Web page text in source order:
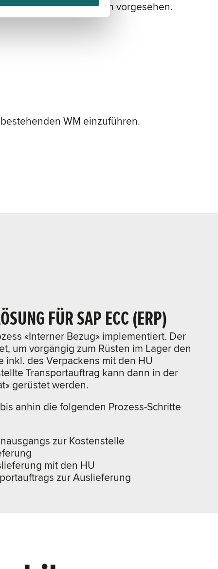
Offline-Funktionalitäten vorgesehen.
WM einzuführen.
FÜR SAP ECC (ERP)
«Interner Bezug» implementiert. Der
um vorgängig zum Rüsten im Lager den
inkl. des Verpackens mit den HU
Transportauftrag kann dann in der
gerüstet werden.
anhin die folgenden Prozess-Schritte
zur Kostenstelle
mit den HU
zur Auslieferung